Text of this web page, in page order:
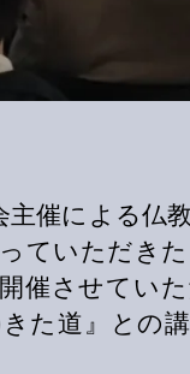
主催による仏
ていただき
催させてい
た道』との